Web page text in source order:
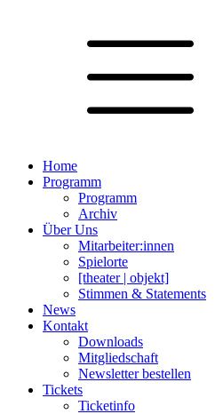
Home
Programm
Programm
Archiv
Über Uns
Mitarbeiter:innen
Spielorte
[theater | objekt]
Stimmen & Statements
News
Kontakt
Downloads
Mitgliedschaft
Newsletter bestellen
Tickets
Ticketinfo